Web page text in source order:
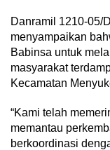
Danramil 1210-05/
menyampaikan
Babinsa untuk
masyarakat
Kecamatan
“Kami telah
memantau
berkoordinasi